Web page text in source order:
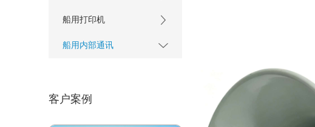
船用打印机
船用内部通讯
客户案例